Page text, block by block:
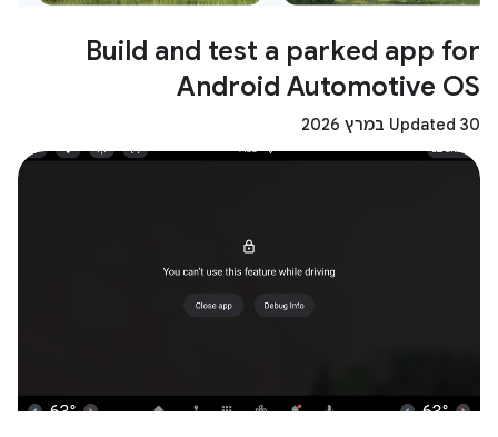
Build and test a parked app for
Android Automotive OS
Updated 30 במרץ 2026